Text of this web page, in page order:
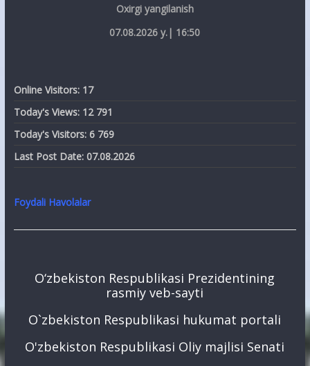
Oxirgi yangilanish
07.08.2026 y.| 16:50
Online Visitors: 17
Today's Views: 12 791
Today's Visitors: 6 769
Last Post Date: 07.08.2026
Foydali Havolalar
O‘zbekiston Respublikasi Prezidentining
rasmiy veb-sayti
O`zbekiston Respublikasi hukumat portali
O'zbekiston Respublikasi Oliy majlisi Senati